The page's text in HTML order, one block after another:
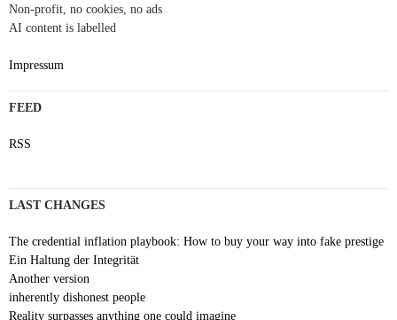
Non-profit, no cookies, no ads
AI content is labelled
Impressum
FEED
RSS
LAST CHANGES
The credential inflation playbook: How to buy your way into fake prestige
Ein Haltung der Integrität
Another version
inherently dishonest people
Reality surpasses anything one could imagine